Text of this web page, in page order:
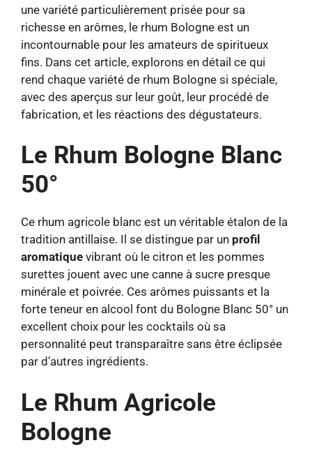
une variété particulièrement prisée pour sa
richesse en arômes, le rhum Bologne est un
incontournable pour les amateurs de spiritueux
fins. Dans cet article, explorons en détail ce qui
rend chaque variété de rhum Bologne si spéciale,
avec des aperçus sur leur goût, leur procédé de
fabrication, et les réactions des dégustateurs.
Le Rhum Bologne Blanc
50°
Ce rhum agricole blanc est un véritable étalon de la
tradition antillaise. Il se distingue par un profil
aromatique vibrant où le citron et les pommes
surettes jouent avec une canne à sucre presque
minérale et poivrée. Ces arômes puissants et la
forte teneur en alcool font du Bologne Blanc 50° un
excellent choix pour les cocktails où sa
personnalité peut transparaître sans être éclipsée
par d’autres ingrédients.
Le Rhum Agricole
Bologne